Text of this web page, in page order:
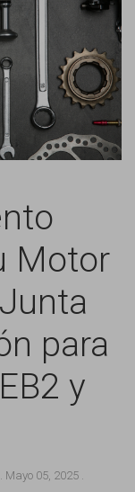
Motor
para
y
. Mayo 05, 2025.